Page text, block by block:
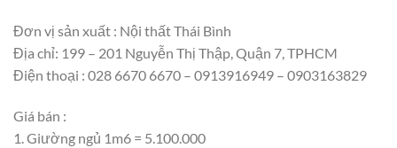
Đơn vị sản xuất : Nội thất Thái Bình
Địa chỉ: 199 – 201 Nguyễn Thị Thập, Quận 7, TPHCM
Điện thoại : 028 6670 6670 – 0913916949 – 0903163829
Giá bán :
1. Giường ngủ 1m6 = 5.100.000